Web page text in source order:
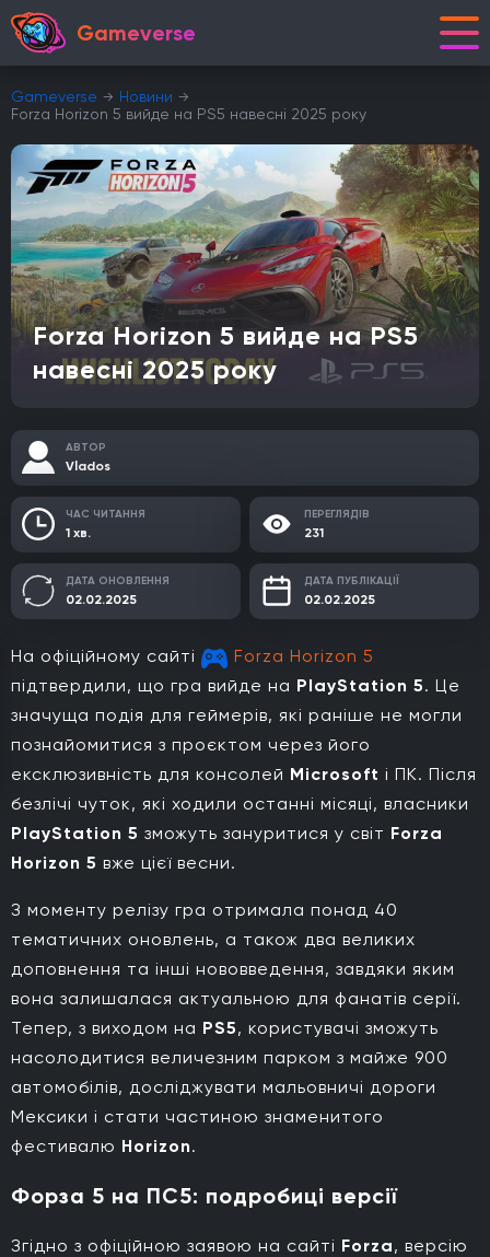
Gameverse
Gameverse
Новини
Forza Horizon 5 вийде на PS5 навесні 2025 року
Forza Horizon 5 вийде на PS5
навесні 2025 року
АВТОР
Vlados
ЧАС ЧИТАННЯ
1 хв.
ПЕРЕГЛЯДІВ
231
ДАТА ОНОВЛЕННЯ
02.02.2025
ДАТА ПУБЛІКАЦІЇ
02.02.2025
На офіційному сайті
Forza Horizon 5
підтвердили, що гра вийде на PlayStation 5. Це
значуща подія для геймерів, які раніше не могли
познайомитися з проєктом через його
ексклюзивність для консолей Microsoft і ПК. Після
безлічі чуток, які ходили останні місяці, власники
PlayStation 5 зможуть зануритися у світ Forza
Horizon 5 вже цієї весни.
З моменту релізу гра отримала понад 40
тематичних оновлень, а також два великих
доповнення та інші нововведення, завдяки яким
вона залишалася актуальною для фанатів серії.
Тепер, з виходом на PS5, користувачі зможуть
насолодитися величезним парком з майже 900
автомобілів, досліджувати мальовничі дороги
Мексики і стати частиною знаменитого
фестивалю Horizon.
Форза 5 на ПС5: подробиці версії
Згідно з офіційною заявою на сайті Forza, версію